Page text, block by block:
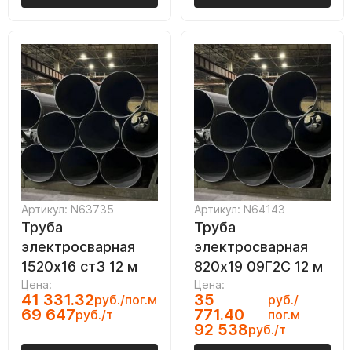
Артикул: N63735
Труба
электросварная
1520х16 ст3 12 м
Цена:
41 331.32руб./пог.м
69 647руб./т
Артикул: N64143
Труба
электросварная
820х19 09Г2С 12 м
Цена:
35
771.40
руб./
пог.м
92 538руб./т